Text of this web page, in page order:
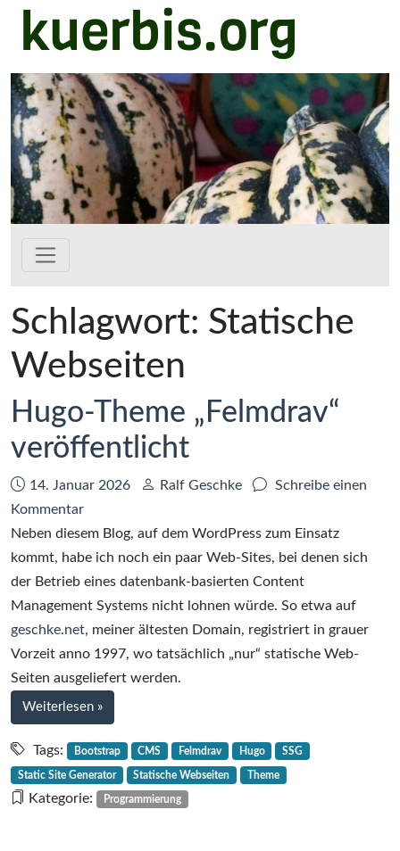
Zum Hauptinhalt springen
kuerbis.org
Schlagwort: Statische
Webseiten
Hugo-Theme „Felmdrav“
veröffentlicht
Datum:
14. Januar 2026 Autor:
Ralf Geschke
Schreibe einen
Kommentarzu
Hugo-
Theme
„Felmdrav“
veröffentlicht
Neben diesem Blog, auf dem WordPress zum Einsatz
kommt, habe ich noch ein paar Web-Sites, bei denen sich
der Betrieb eines datenbank-basierten Content
Management Systems nicht lohnen würde. So etwa auf
geschke.net, meiner ältesten Domain, registriert in grauer
Vorzeit anno 1997, wo tatsächlich „nur“ statische Web-
Seiten ausgeliefert werden.
Weiterlesen bei
Hugo-
Theme
„Felmdrav“
veröffentlicht
»
Tags: Bootstrap CMS Felmdrav Hugo SSG
Static Site Generator Statische Webseiten Theme
Kategorie: Programmierung